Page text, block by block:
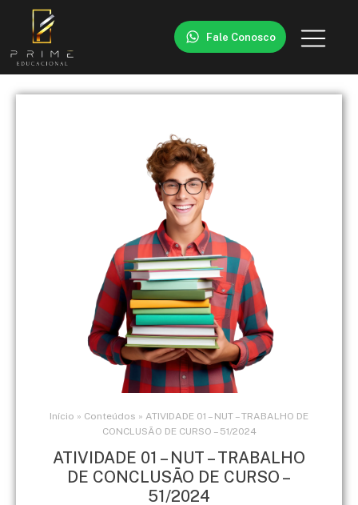
Fale Conosco
Início » Conteúdos » ATIVIDADE 01 – NUT – TRABALHO DE
CONCLUSÃO DE CURSO – 51/2024
ATIVIDADE 01 – NUT – TRABALHO
DE CONCLUSÃO DE CURSO –
51/2024